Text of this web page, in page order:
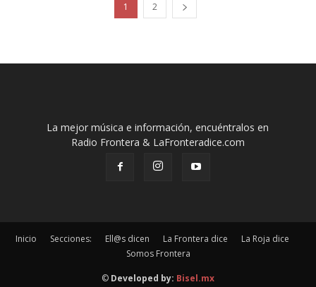
1 2
La mejor música e información, encuéntralos en
Radio Frontera & LaFronteradice.com
Inicio Secciones: Ell@s dicen La Frontera dice
La Roja dice
Somos Frontera
© Developed by: Bisel.mx